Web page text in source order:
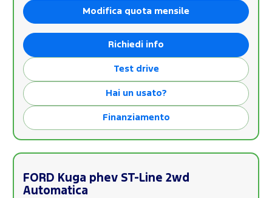
Modifica quota mensile
Richiedi info
Test drive
Hai un usato?
Finanziamento
FORD Kuga phev ST-Line 2wd
Automatica